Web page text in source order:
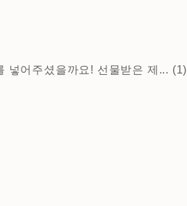
넣어주셨을까요! 선물받은 제... (1)